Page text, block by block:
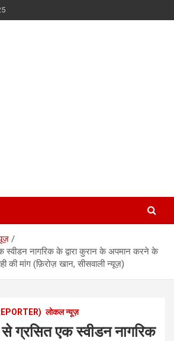
से
स्वीडन नागरिक के द्वारा कुरान के अपमान करने के
की मांग (फ़िरोज़ खान, सीसवाली न्यूज़)
लोकल न्यूज़
से ग्रसित एक स्वीडन नागरिक